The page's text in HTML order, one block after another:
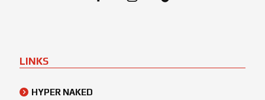
LINKS
HYPER NAKED